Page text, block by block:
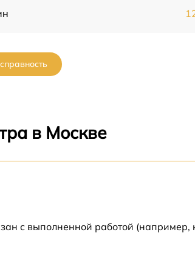
в Москве
с выполненной работой (например,